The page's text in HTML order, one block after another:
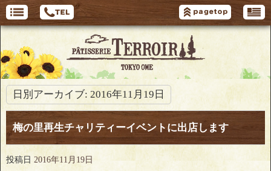
日別アーカイブ: 2016年11月19日
梅の里再生チャリティーイベントに出店します
投稿日 2016年11月19日